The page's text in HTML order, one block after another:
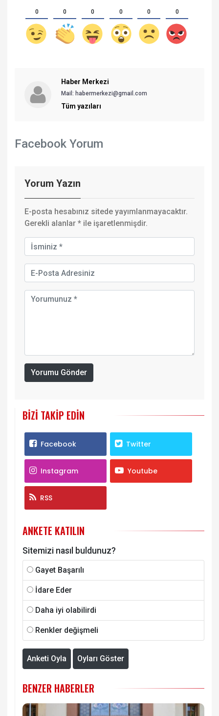
0 0 0 0 0 0
Haber Merkezi
Mail: habermerkezi@gmail.com
Tüm yazıları
Facebook Yorum
Yorum Yazın
E-posta hesabınız sitede yayımlanmayacaktır.
Gerekli alanlar * ile işaretlenmişdir.
Yorumu Gönder
BIZI TAKIP EDIN
Facebook Twitter
Instagram Youtube
RSS
ANKETE KATILIN
Sitemizi nasıl buldunuz?
Gayet Başarılı
İdare Eder
Daha iyi olabilirdi
Renkler değişmeli
Anketi Oyla Oyları Göster
BENZER HABERLER